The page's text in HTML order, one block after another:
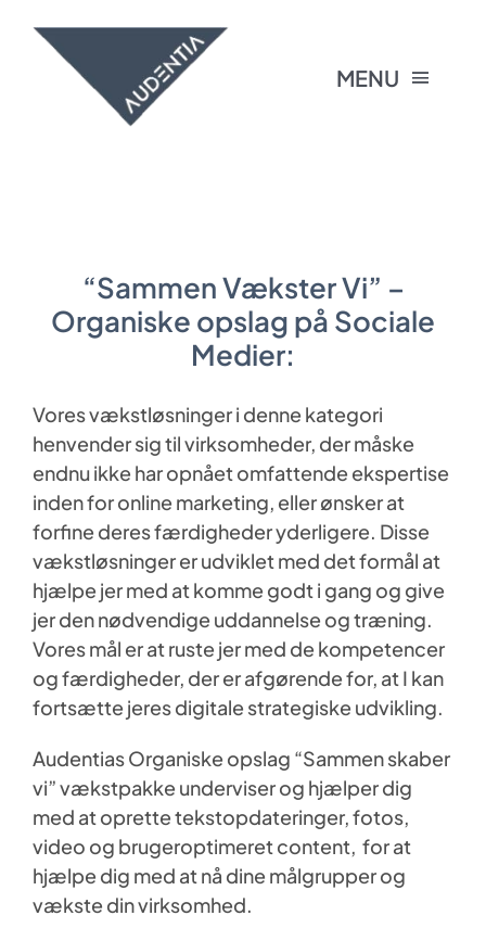
content
MENU
Foredrag
Om Audentia
Kontakt Audentia
“Sammen Vækster Vi” –
Organiske opslag på Sociale
Medier:
Vores vækstløsninger i denne kategori
henvender sig til virksomheder, der måske
endnu ikke har opnået omfattende ekspertise
inden for online marketing, eller ønsker at
forfine deres færdigheder yderligere. Disse
vækstløsninger er udviklet med det formål at
hjælpe jer med at komme godt i gang og give
jer den nødvendige uddannelse og træning.
Vores mål er at ruste jer med de kompetencer
og færdigheder, der er afgørende for, at I kan
fortsætte jeres digitale strategiske udvikling.
Audentias Organiske opslag “Sammen skaber
vi” vækstpakke underviser og hjælper dig
med at oprette tekstopdateringer, fotos,
video og brugeroptimeret content, for at
hjælpe dig med at nå dine målgrupper og
vækste din virksomhed.